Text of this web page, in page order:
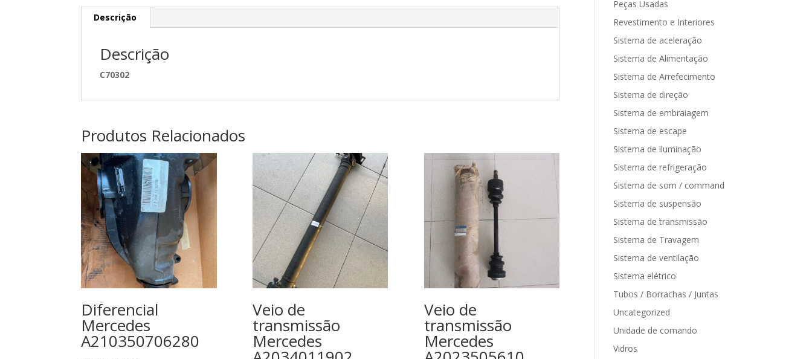
Descrição
Descrição
C70302
Produtos Relacionados
Diferencial
Mercedes
A210350706280
Veio de
transmissão
Mercedes
Veio de
transmissão
Mercedes
Peças Usadas
Revestimento e Interiores
Sistema de aceleração
Sistema de Alimentação
Sistema de Arrefecimento
Sistema de direção
Sistema de embraiagem
Sistema de escape
Sistema de iluminação
Sistema de refrigeração
Sistema de som / command
Sistema de suspensão
Sistema de transmissão
Sistema de Travagem
Sistema de ventilação
Sistema elétrico
Tubos / Borrachas / Juntas
Uncategorized
Unidade de comando
Vidros